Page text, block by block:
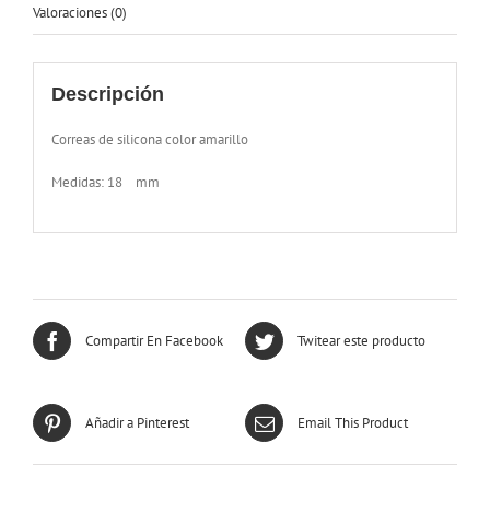
Valoraciones (0)
Descripción
Correas de silicona color amarillo
Medidas: 18 mm
Compartir En Facebook Twitear este producto
Añadir a Pinterest Email This Product